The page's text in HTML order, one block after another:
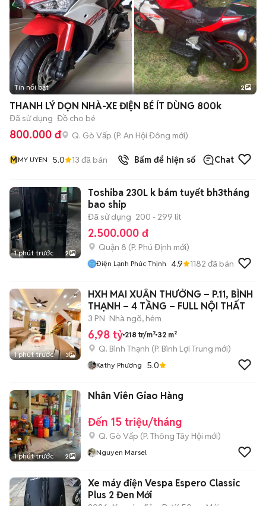
Tin nổi bật 2
THANH LÝ DỌN NHÀ-XE ĐIỆN BÉ ÍT DÙNG 800k
Đã sử dụng Đồ cho bé
800.000 đ Q. Gò Vấp (P. An Hội Đông mới)
MMY UYEN 5.0 13 đã bán Bấm để hiện số Chat
1 phút trước 2
Toshiba 230L k bám tuyết bh3tháng
bao ship
Đã sử dụng 200 - 299 lít
2.500.000 đ
Quận 8 (P. Phú Định mới)
Điện Lạnh Phúc Thịnh 4.9 1182 đã bán
1 phút trước 3
HXH MAI XUÂN THƯỞNG – P.11, BÌNH
THẠNH – 4 TẦNG – FULL NỘI THẤT
3 PN Nhà ngõ, hẻm
6,98 tỷ 218 tr/m² 32 m²
Q. Bình Thạnh (P. Bình Lợi Trung mới)
Kathy Phương 5.0
1 phút trước 2
Nhân Viên Giao Hàng
Đến 15 triệu/tháng
Q. Gò Vấp (P. Thông Tây Hội mới)
Nguyen Marsel
Xe máy điện Vespa Espero Classic
Plus 2 Đen Mới